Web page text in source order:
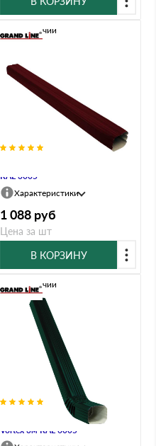
RAL 3005
В наличии
Характеристики
1 088 руб
Цена за шт
В КОРЗИНУ
Труба прямоугольная с коленом
Vortex 3м RAL 6005
В наличии